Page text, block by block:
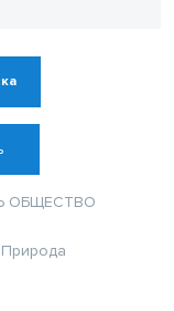
ОБЩЕСТВО
Природа